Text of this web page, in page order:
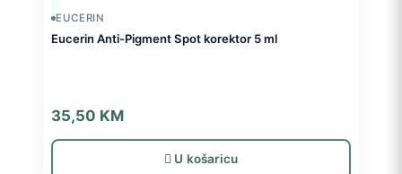
EUCERIN
Eucerin Anti-Pigment Spot korektor 5 ml
35,50 KM
U košaricu